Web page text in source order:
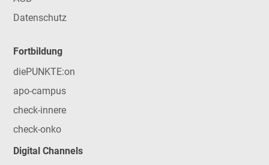
Datenschutz
Fortbildung
diePUNKTE:on
apo-campus
check-innere
check-onko
Digital Channels